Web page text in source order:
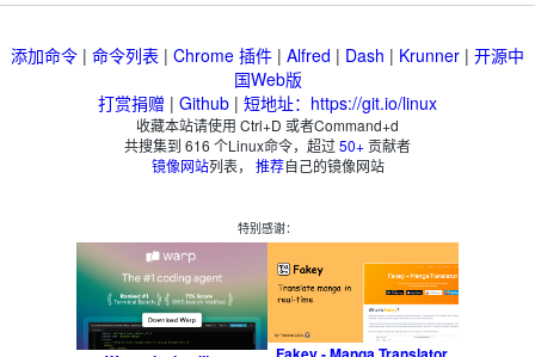
添加命令 | 命令列表 | Chrome 插件 | Alfred | Dash | Krunner | 开源中
国Web版
打赏捐赠 | Github | 短地址：https://git.io/linux
收藏本站请使用 Ctrl+D 或者Command+d
共搜集到 616 个Linux命令，超过50+贡献者
镜像网站列表， 推荐自己的镜像网站
特别感谢：